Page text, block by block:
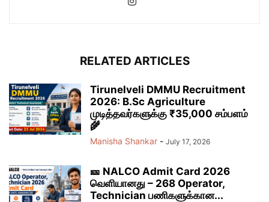
RELATED ARTICLES
Tirunelveli DMMU Recruitment
2026: B.Sc Agriculture
முடித்தவர்களுக்கு ₹35,000 சம்பளம்
🌾
Manisha Shankar - July 17, 2026
🎫 NALCO Admit Card 2026
வெளியானது – 268 Operator,
Technician பணிகளுக்கான...